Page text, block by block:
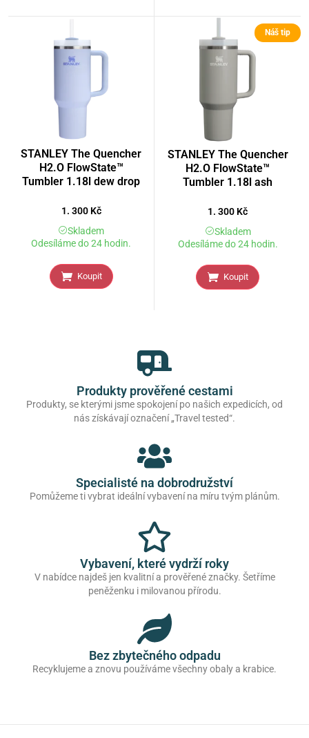
STANLEY The Quencher
H2.O FlowState™
Tumbler 1.18l dew drop
1. 300 Kč
Skladem
Odesíláme do 24 hodin.
Koupit
Náš tip
STANLEY The Quencher
H2.O FlowState™
Tumbler 1.18l ash
1. 300 Kč
Skladem
Odesíláme do 24 hodin.
Koupit
Produkty prověřené cestami
Produkty, se kterými jsme spokojení po našich expedicích, od
nás získávají označení „Travel tested“.
Specialisté na dobrodružství
Pomůžeme ti vybrat ideální vybavení na míru tvým plánům.
Vybavení, které vydrží roky
V nabídce najdeš jen kvalitní a prověřené značky. Šetříme
peněženku i milovanou přírodu.
Bez zbytečného odpadu
Recyklujeme a znovu používáme všechny obaly a krabice.